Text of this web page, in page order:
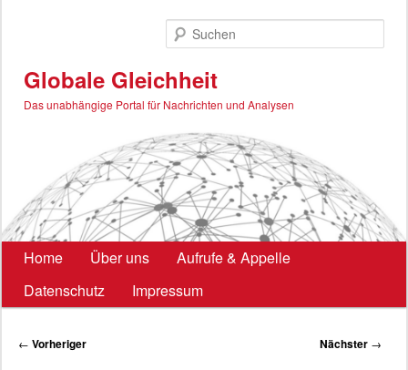
Globale Gleichheit
Das unabhängige Portal für Nachrichten und Analysen
Hauptmenü
Home Über uns
Aufrufe & Appelle
Datenschutz
Impressum
Beitragsnavigation
← Vorheriger Nächster →